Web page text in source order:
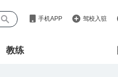
手机APP 驾校入驻
教练